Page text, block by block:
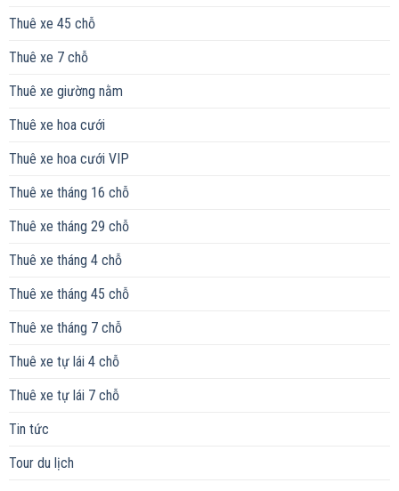
Thuê xe 45 chỗ
Thuê xe 7 chỗ
Thuê xe giường nằm
Thuê xe hoa cưới
Thuê xe hoa cưới VIP
Thuê xe tháng 16 chỗ
Thuê xe tháng 29 chỗ
Thuê xe tháng 4 chỗ
Thuê xe tháng 45 chỗ
Thuê xe tháng 7 chỗ
Thuê xe tự lái 4 chỗ
Thuê xe tự lái 7 chỗ
Tin tức
Tour du lịch